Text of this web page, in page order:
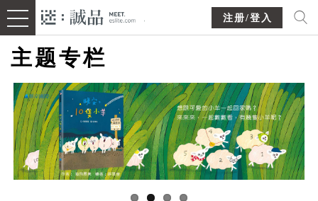
注册/登入
主题专栏